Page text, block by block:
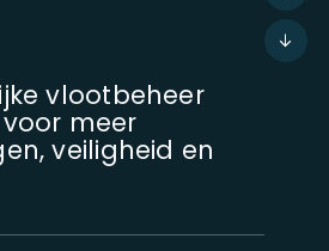
vlootbeheer
meer
veiligheid en